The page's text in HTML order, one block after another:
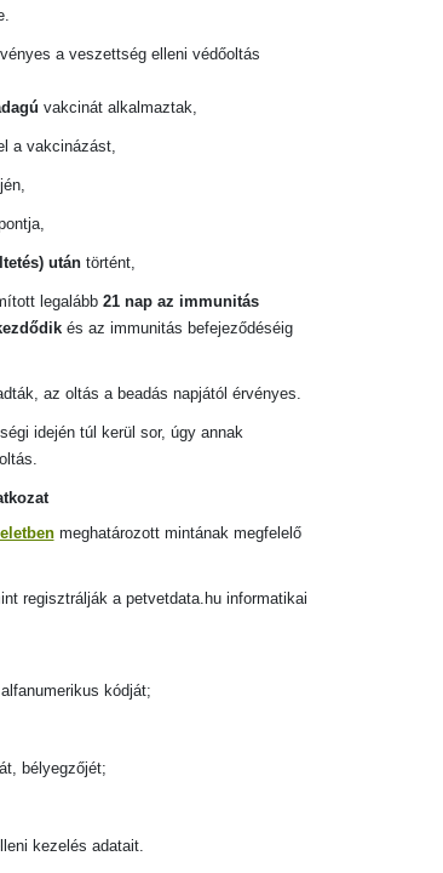
a veszettség elleni védőoltás
vakcinát alkalmaztak,
a vakcinázást,
utántörtént,
legalább 21 nap az immunitás
és az immunitás befejeződéséig
az oltás a beadás napjától érvényes.
idején túl kerül sor, úgy annak
meghatározott mintának megfelelő
regisztrálják a petvetdata.hu informatikai
kódját;
bélyegzőjét;
kezelés adatait.